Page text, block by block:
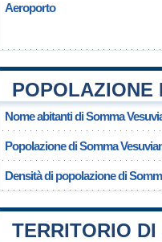
Aeroporto
POPOLAZIONE
Nome abitanti di Somma
Popolazione di Somma
Densità di popolazione di
TERRITORIO